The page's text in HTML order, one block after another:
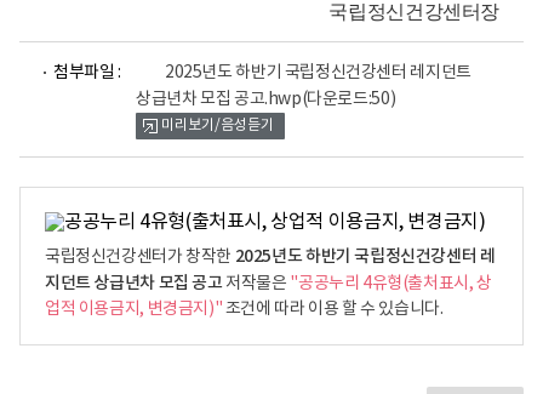
국립정신건강센터장
첨부파일 :
2025년도 하반기 국립정신건강센터 레지던트
상급년차 모집 공고.hwp(다운로드:50)
미리보기/음성듣기
국립정신건강센터가 창작한 2025년도 하반기 국립정신건강센터 레
지던트 상급년차 모집 공고저작물은 "공공누리 4유형(출처표시, 상
업적 이용금지, 변경금지)"조건에 따라 이용 할 수 있습니다.